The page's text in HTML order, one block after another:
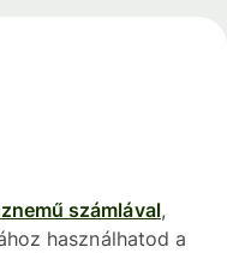
számlával,
használhatod a